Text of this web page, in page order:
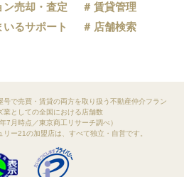
ン売却・査定
賃貸管理
いるサポート
店舗検索
で売買・賃貸の両方を取り扱う不動産仲介フラン
業としての全国における店舗数
7月時点／東京商工リサーチ調べ）
リー21の加盟店は、すべて独立・自営です。